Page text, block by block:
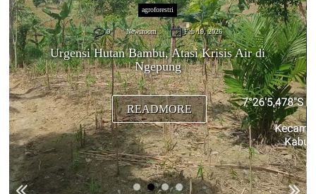
agroforestri
0 Newsroom Feb 19, 2026
Urgensi Hutan Bambu, Atasi Krisis Air di
Ngepung
READMORE